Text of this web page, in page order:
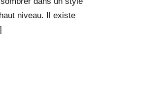
niveau. Il existe